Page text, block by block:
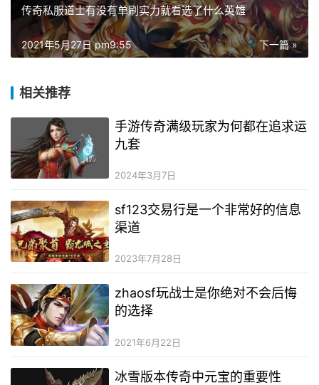
传奇私服道士有没有单刷实力就看选了什么英雄
下一篇 »
2021年5月27日 pm9:55
相关推荐
手游传奇满级玩家为何都在追求运
九套
2024年3月7日
sf123交易行是一个非常好的信息
渠道
2023年7月28日
zhaosf玩战士是你绝对不会后悔
的选择
2021年6月22日
冰雪版本传奇中元宝的重要性